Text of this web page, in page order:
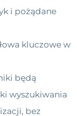
i pożądane
kluczowe w
będą
wyszukiwania
bez